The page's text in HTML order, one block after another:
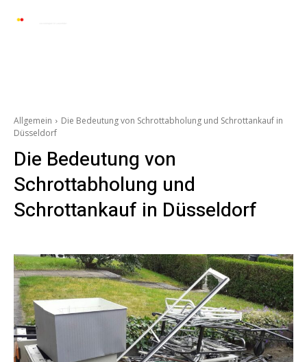
Allgemein
Die Bedeutung von Schrottabholung und Schrottankauf in
Düsseldorf
Die Bedeutung von
Schrottabholung und
Schrottankauf in Düsseldorf